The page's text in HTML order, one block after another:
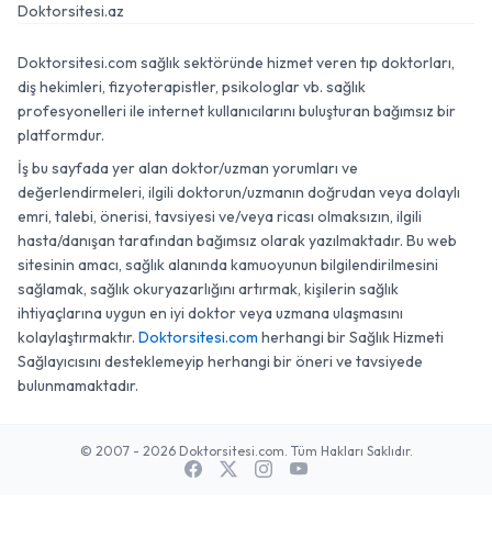
Doktorsitesi.az
Doktorsitesi.com sağlık sektöründe hizmet veren tıp doktorları,
diş hekimleri, fizyoterapistler, psikologlar vb. sağlık
profesyonelleri ile internet kullanıcılarını buluşturan bağımsız bir
platformdur.
İş bu sayfada yer alan doktor/uzman yorumları ve
değerlendirmeleri, ilgili doktorun/uzmanın doğrudan veya dolaylı
emri, talebi, önerisi, tavsiyesi ve/veya ricası olmaksızın, ilgili
hasta/danışan tarafından bağımsız olarak yazılmaktadır. Bu web
sitesinin amacı, sağlık alanında kamuoyunun bilgilendirilmesini
sağlamak, sağlık okuryazarlığını artırmak, kişilerin sağlık
ihtiyaçlarına uygun en iyi doktor veya uzmana ulaşmasını
kolaylaştırmaktır. Doktorsitesi.com herhangi bir Sağlık Hizmeti
Sağlayıcısını desteklemeyip herhangi bir öneri ve tavsiyede
bulunmamaktadır.
© 2007 - 2026 Doktorsitesi.com. Tüm Hakları Saklıdır.